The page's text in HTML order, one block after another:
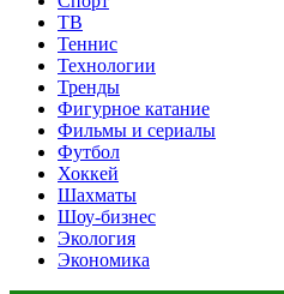
ТВ
Теннис
Технологии
Тренды
Фигурное катание
Фильмы и сериалы
Футбол
Хоккей
Шахматы
Шоу-бизнес
Экология
Экономика